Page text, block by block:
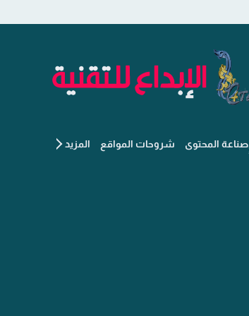
الإبداع للتقنية - جديد
صناعة المحتوى شروحات المواقع المزيد